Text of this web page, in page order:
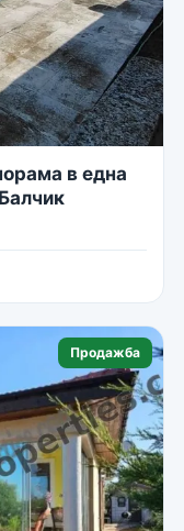
в една
Продажба